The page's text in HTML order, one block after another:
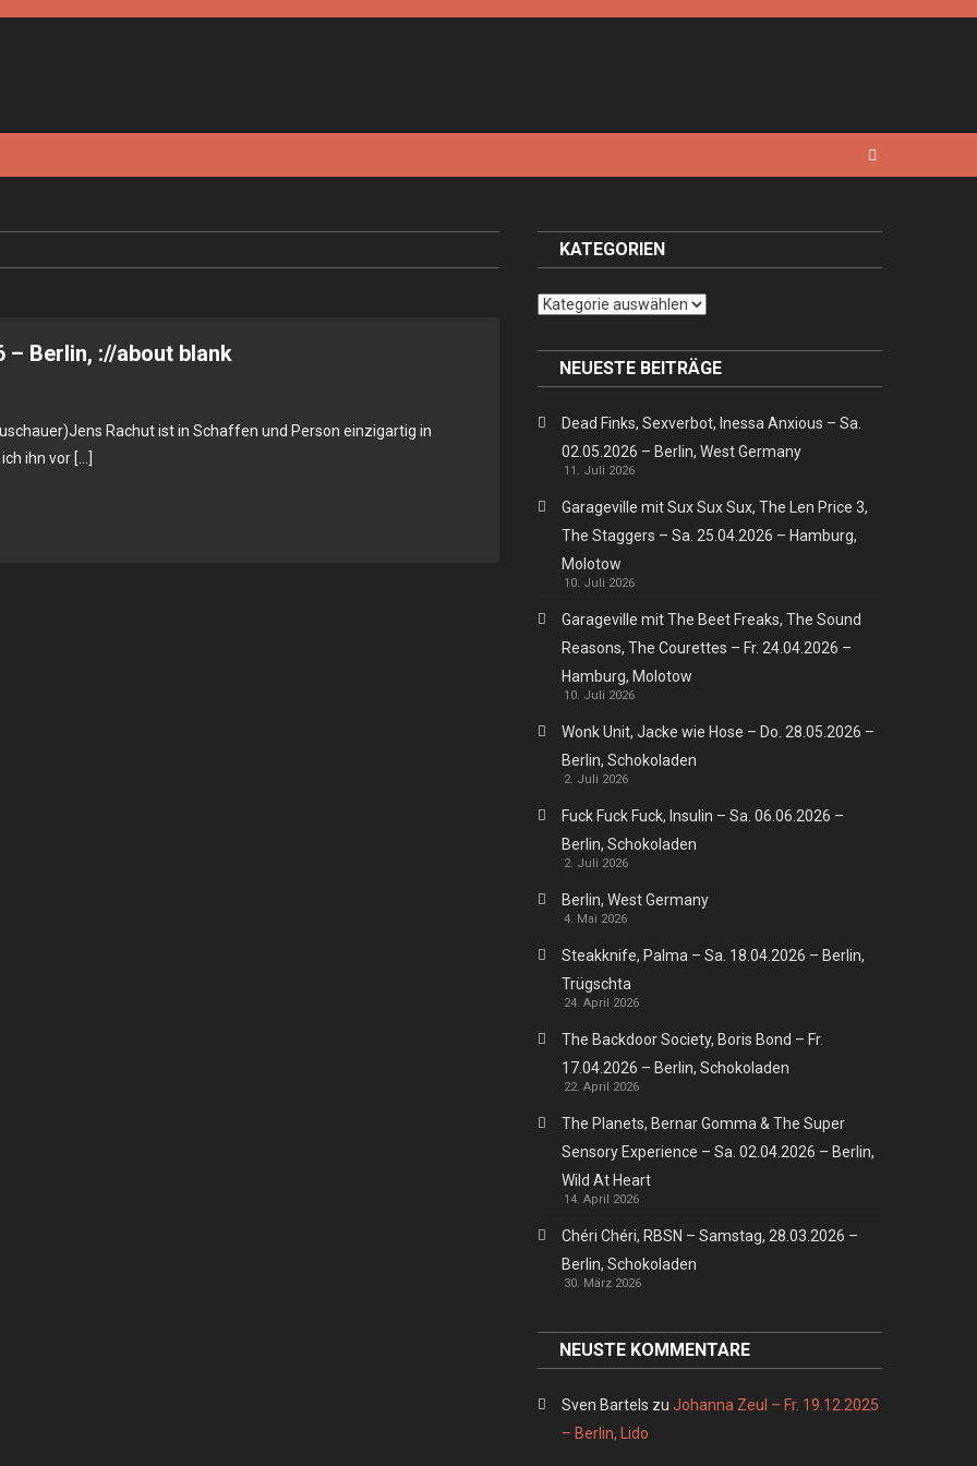
– Berlin, ://about blank
Rachut ist in Schaffen und Person einzigartig in
ihn vor […]
KATEGORIEN
Kategorien
NEUESTE BEITRÄGE
Dead Finks, Sexverbot, Inessa Anxious – Sa.
02.05.2026 – Berlin, West Germany
11. Juli 2026
Garageville mit Sux Sux Sux, The Len Price 3,
The Staggers – Sa. 25.04.2026 – Hamburg,
Molotow
10. Juli 2026
Garageville mit The Beet Freaks, The Sound
Reasons, The Courettes – Fr. 24.04.2026 –
Hamburg, Molotow
10. Juli 2026
Wonk Unit, Jacke wie Hose – Do. 28.05.2026 –
Berlin, Schokoladen
2. Juli 2026
Fuck Fuck Fuck, Insulin – Sa. 06.06.2026 –
Berlin, Schokoladen
2. Juli 2026
Berlin, West Germany
4. Mai 2026
Steakknife, Palma – Sa. 18.04.2026 – Berlin,
Trügschta
24. April 2026
The Backdoor Society, Boris Bond – Fr.
17.04.2026 – Berlin, Schokoladen
22. April 2026
The Planets, Bernar Gomma & The Super
Sensory Experience – Sa. 02.04.2026 – Berlin,
Wild At Heart
14. April 2026
Chéri Chéri, RBSN – Samstag, 28.03.2026 –
Berlin, Schokoladen
30. März 2026
NEUSTE KOMMENTARE
Sven Bartels zuJohanna Zeul – Fr. 19.12.2025
– Berlin, Lido